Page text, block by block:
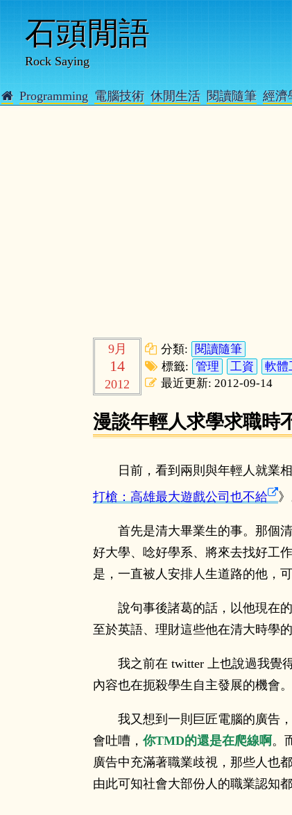
石頭閒語
Rock Saying
 Programming 電腦技術 休閒生活 閱讀隨筆 經濟
9月
14
2012
分類:
閱讀隨筆
標籤: 管理 工資
軟體
最近更新: 2012-09-14
漫談年輕人求學求職時
日前，看到兩則與年輕人就業
打槍：高雄最大遊戲公司也不給
首先是清大畢業生的事。那個
好大學、唸好學系、將來去找好工
是，一直被人安排人生道路的他，
說句事後諸葛的話，以他現在
至於英語、理財這些他在清大時學
我之前在 twitter 上也說過我覺
內容也在扼殺學生自主發展的機會
我又想到一則巨匠電腦的廣告
會吐嘈，你TMD的還是在爬線啊 。
廣告中充滿著職業歧視，那些人也
由此可知社會大部份人的職業認知